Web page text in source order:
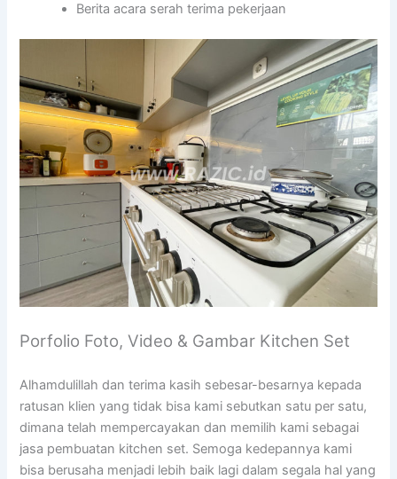
Berita acara serah terima pekerjaan
Porfolio Foto, Video & Gambar Kitchen Set
Alhamdulillah dan terima kasih sebesar-besarnya kepada
ratusan klien yang tidak bisa kami sebutkan satu per satu,
dimana telah mempercayakan dan memilih kami sebagai
jasa pembuatan kitchen set. Semoga kedepannya kami
bisa berusaha menjadi lebih baik lagi dalam segala hal yang